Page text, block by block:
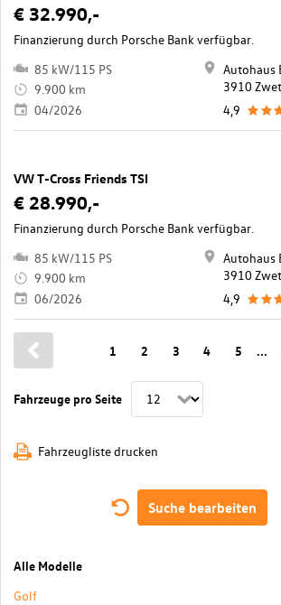
€ 32.990,-
Finanzierung durch Porsche Bank verfügbar.
85 kW/115 PS
9.900 km
04/2026
Autohaus
3910
4,9
VW T-Cross Friends TSI
€ 28.990,-
Finanzierung durch Porsche Bank verfügbar.
85 kW/115 PS
9.900 km
06/2026
Autohaus
3910
4,9
Fahrzeuge pro Seite
1 2 3 4 5 ...
Fahrzeugliste drucken
Suche bearbeiten
Alle Modelle
Golf